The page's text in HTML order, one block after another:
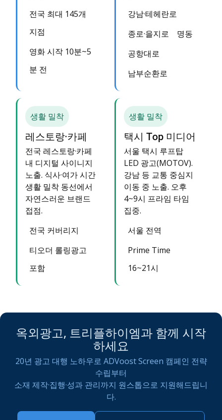
전국 최대 145개
지점
영화 시작 10분~5
분 전
강남·테헤란로
종로·을지로
명동
공항대로
남부순환로
생활 밀착
레스토랑·카페
전국 레스토랑·카페
내 디지털 사이니지
노출. 식사·여가 시간
생활 밀착 동선에서
자연스러운 브랜드
접점.
전국 커버리지
티오더 롤링광고
포함
생활 밀착
택시 Top 미디어
서울 택시 루프탑
LED 광고(MOTOV).
강남 등 교통 중심지
이동 중 노출. 오후
4~9시 프라임 타임
집중.
서울 전역
Prime Time
16~21시
옥외광고, 트리플하이엠과 함께 시작
하세요
20년 광고 대행 노하우로 ADVoost Screen 캠페인 전략
수립부터
소재 제작·집행·성과 관리까지 원스톱으로 지원해드립니
다.